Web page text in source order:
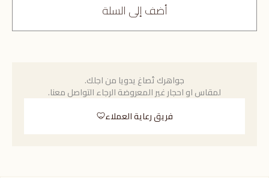
أضف إلى السلة
جواهرك تُصاغ يدويا من اجلك.
لمقاس او احجار غير المعروضة الرجاء التواصل معنا.
فريق رعاية العملاء